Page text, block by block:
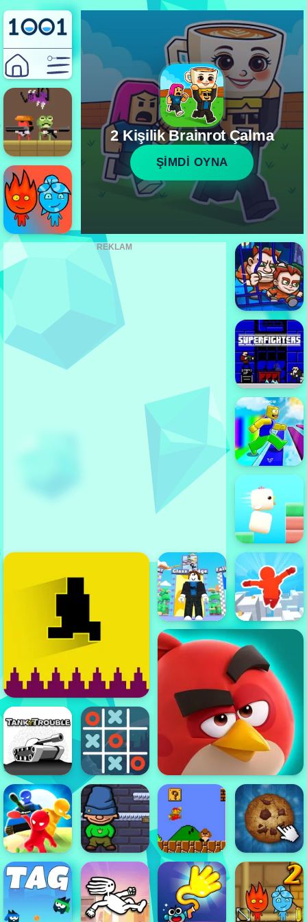
2 Kişilik Brainrot Çalma
ŞİMDİ OYNA
REKLAM